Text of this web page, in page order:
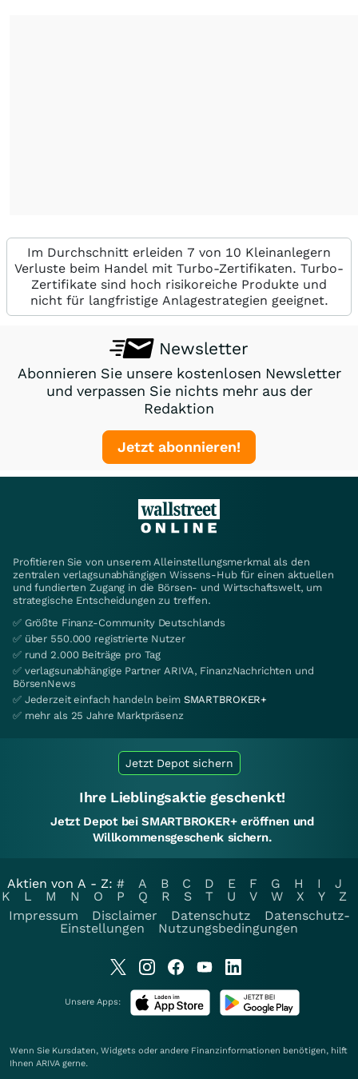
Im Durchschnitt erleiden 7 von 10 Kleinanlegern
Verluste beim Handel mit Turbo-Zertifikaten. Turbo-
Zertifikate sind hoch risikoreiche Produkte und
nicht für langfristige Anlagestrategien geeignet.
Newsletter
Abonnieren Sie unsere kostenlosen Newsletter
und verpassen Sie nichts mehr aus der
Redaktion
Jetzt abonnieren!
Profitieren Sie von unserem Alleinstellungsmerkmal als den
zentralen verlagsunabhängigen Wissens-Hub für einen aktuellen
und fundierten Zugang in die Börsen- und Wirtschaftswelt, um
strategische Entscheidungen zu treffen.
✅ Größte Finanz-Community Deutschlands
✅ über 550.000 registrierte Nutzer
✅ rund 2.000 Beiträge pro Tag
✅ verlagsunabhängige Partner ARIVA, FinanzNachrichten und
BörsenNews
✅ Jederzeit einfach handeln beim SMARTBROKER+
✅ mehr als 25 Jahre Marktpräsenz
Jetzt Depot sichern
Ihre Lieblingsaktie geschenkt!
Jetzt Depot bei SMARTBROKER+ eröffnen und
Willkommensgeschenk sichern.
Aktien von A - Z: # A B C D E F G H I
J
K
L M N O P Q R S T U V W X Y
Z
Impressum
Disclaimer Datenschutz
Datenschutz-
Einstellungen
Nutzungsbedingungen
Unsere Apps:
Wenn Sie Kursdaten, Widgets oder andere Finanzinformationen benötigen, hilft
Ihnen ARIVA gerne.